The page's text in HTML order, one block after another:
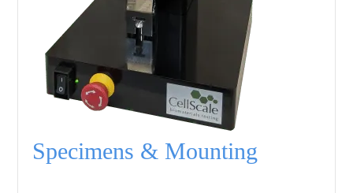
Specimens & Mounting